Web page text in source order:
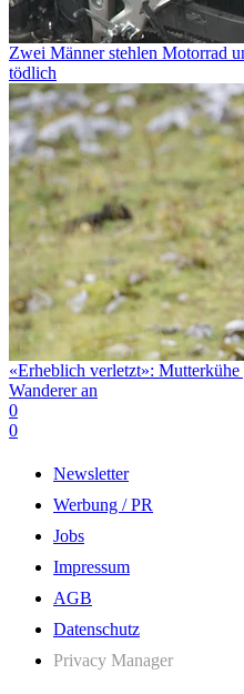
Zwei Männer stehlen Motorrad
tödlich
«Erheblich verletzt»:
Wanderer an
0
0
Newsletter
Werbung / PR
Jobs
Impressum
AGB
Datenschutz
Privacy Manager